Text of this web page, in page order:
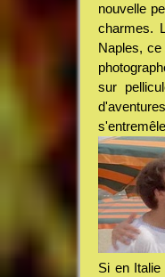
nouvelle
charmes.
Naples,
sur
Si en